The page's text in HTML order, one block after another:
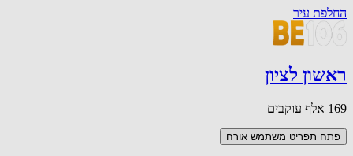
החלפת עיר
ראשון לציון
169 אלף עוקבים
פתח תפריט משתמש אורח